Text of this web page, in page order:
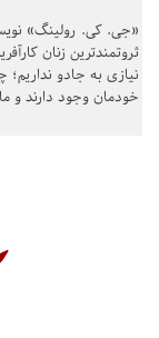
«جی. کی. رولینگ»
ثروتمندترین زنان
نیازی به جادو نداریم؛
خودمان وجود دارند و